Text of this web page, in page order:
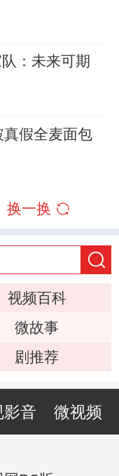
：未来可期
假全麦面包
换一换
视频百科
微故事
剧推荐
影音 微视频